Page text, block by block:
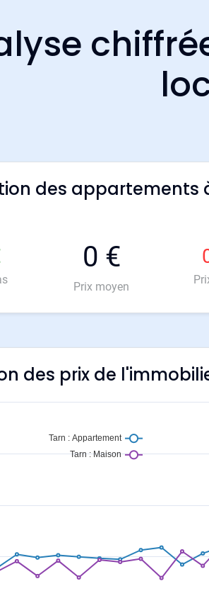
des appartements
0 €
Prix moyen
des prix de